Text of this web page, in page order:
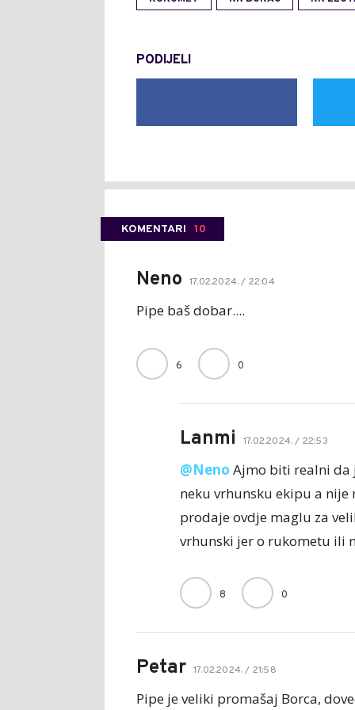
PODIJELI
KOMENTARI 10
Neno 17.02.2024. / 22:04
Pipe baš dobar....
6 0
Lanmi 17.02.2024. / 22:53
@Neno Ajmo biti realni da
neku vrhunsku ekipu a nije
prodaje ovdje maglu za
vrhunski jer o rukometu ili
8 0
Petar 17.02.2024. / 21:58
Pipe je veliki promašaj Borca,